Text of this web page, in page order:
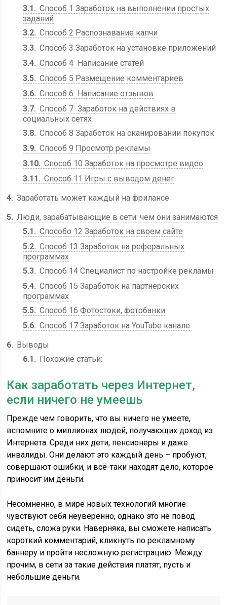
3.1
Способ 1 Заработок на выполнении простых
заданий
3.2 Способ 2 Распознавание капчи
3.3 Способ 3 Заработок на установке приложений
3.4 Способ 4 Написание статей
3.5 Способ 5 Размещение комментариев
3.6 Способ 6 Написание отзывов
3.7 Способ 7 Заработок на действиях в
социальных сетях
3.8 Способ 8 Заработок на сканировании покупок
3.9 Способ 9 Просмотр рекламы
3.10 Способ 10 Заработок на просмотре видео
3.11
Способ 11 Игры с выводом денег
4 Заработать может каждый на фрилансе
5 Люди, зарабатывающие в сети: чем они занимаются
5.1
Способо 12 Заработок на своем сайте
5.2 Способ 13 Заработок на реферальных
программах
5.3 Способ 14 Специалист по настройке рекламы
5.4 Способ 15 Заработок на партнерских
программах
5.5 Способ 16 Фотостоки, фотобанки
5.6 Способ 17 Заработок на YouTube канале
6
Выводы
6.1
Похожие статьи:
Как заработать через Интернет,
если ничего не умеешь
Прежде чем говорить, что вы ничего не умеете,
вспомните о миллионах людей, получающих доход из
Интернета. Среди них дети, пенсионеры и даже
инвалиды. Они делают это каждый день – пробуют,
совершают ошибки, и всё-таки находят дело, которое
приносит им деньги.
Несомненно, в мире новых технологий многие
чувствуют себя неуверенно, однако это не повод
сидеть, сложа руки. Наверняка, вы сможете написать
короткий комментарий, кликнуть по рекламному
баннеру и пройти несложную регистрацию. Между
прочим, в сети за такие действия платят, пусть и
небольшие деньги.